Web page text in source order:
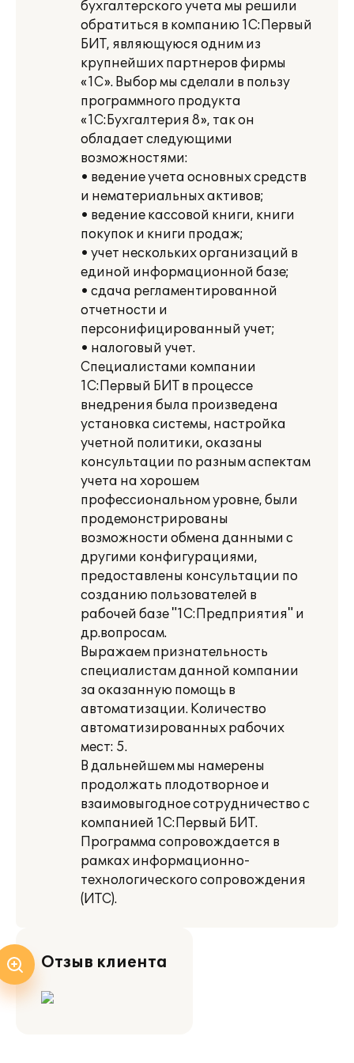
бухгалтерского учета мы решили
обратиться в компанию 1С:Первый
БИТ, являющуюся одним из
крупнейших партнеров фирмы
«1C». Выбор мы сделали в пользу
программного продукта
«1C:Бухгалтерия 8», так он
обладает следующими
возможностями:
• ведение учета основных средств
и нематериальных активов;
• ведение кассовой книги, книги
покупок и книги продаж;
• учет нескольких организаций в
единой информационной базе;
• сдача регламентированной
отчетности и
персонифицированный учет;
• налоговый учет.
Специалистами компании
1С:Первый БИТ в процессе
внедрения была произведена
установка системы, настройка
учетной политики, оказаны
консультации по разным аспектам
учета на хорошем
профессиональном уровне, были
продемонстрированы
возможности обмена данными с
другими конфигурациями,
предоставлены консультации по
созданию пользователей в
рабочей базе "1С:Предприятия" и
др.вопросам.
Выражаем признательность
специалистам данной компании
за оказанную помощь в
автоматизации. Количество
автоматизированных рабочих
мест: 5.
В дальнейшем мы намерены
продолжать плодотворное и
взаимовыгодное сотрудничество с
компанией 1С:Первый БИТ.
Программа сопровождается в
рамках информационно-
технологического сопровождения
(ИТС).
Отзыв клиента